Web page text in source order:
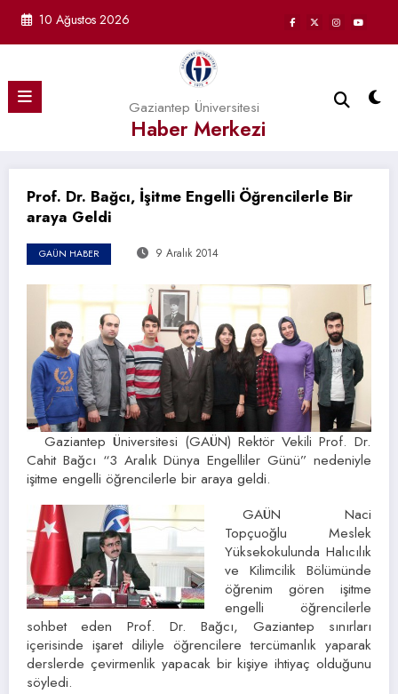
10 Ağustos 2026
Gaziantep Üniversitesi
Haber Merkezi
Prof. Dr. Bağcı, İşitme Engelli Öğrencilerle Bir
araya Geldi
GAÜN HABER 9 Aralık 2014
Gaziantep Üniversitesi (GAÜN) Rektör Vekili Prof. Dr.
Cahit Bağcı “3 Aralık Dünya Engelliler Günü” nedeniyle
işitme engelli öğrencilerle bir araya geldi.
GAÜN Naci
Topçuoğlu Meslek
Yüksekokulunda Halıcılık
ve Kilimcilik Bölümünde
öğrenim gören işitme
engelli öğrencilerle
sohbet eden Prof. Dr. Bağcı, Gaziantep sınırları
içerisinde işaret diliyle öğrencilere tercümanlık yaparak
derslerde çevirmenlik yapacak bir kişiye ihtiyaç olduğunu
söyledi.